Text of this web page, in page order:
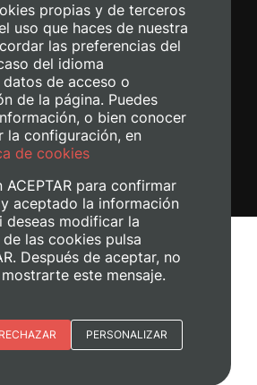
Avís legal
Política de cookies
Gestiona les galetes
propias y de terceros
uso que haces de nuestra
las preferencias del
del idioma
de acceso o
de la página. Puedes
o bien conocer
la configuración, en
de cookies
ACEPTAR para confirmar
aceptado la información
deseas modificar la
las cookies pulsa
Después de aceptar, no
este mensaje.
RECHAZAR PERSONALIZAR